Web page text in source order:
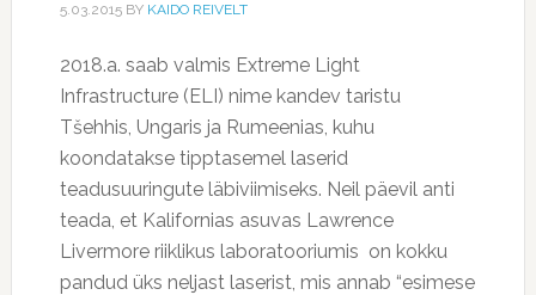
5.03.2015BY KAIDO REIVELT
2018.a. saab valmis Extreme Light
Infrastructure (ELI) nime kandev taristu
Tšehhis, Ungaris ja Rumeenias, kuhu
koondatakse tipptasemel laserid
teadusuuringute läbiviimiseks. Neil päevil anti
teada, et Kalifornias asuvas Lawrence
Livermore riiklikus laboratooriumis on kokku
pandud üks neljast laserist, mis annab “esimese